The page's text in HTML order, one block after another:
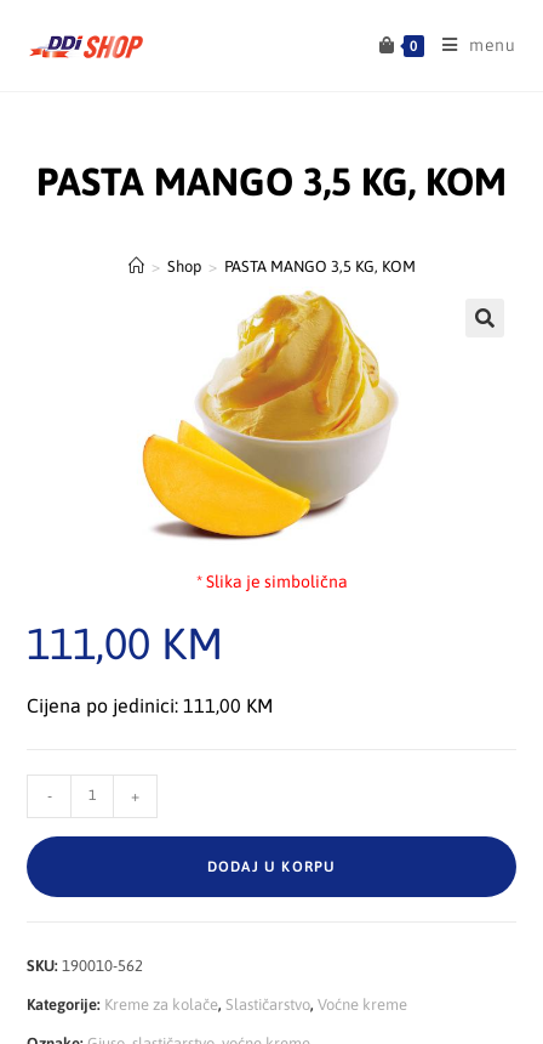
0 menu
PASTA MANGO 3,5 KG, KOM
> Shop > PASTA MANGO 3,5 KG, KOM
* Slika je simbolična
111,00 KM
Cijena po jedinici: 111,00 KM
- +
DODAJ U KORPU
SKU:190010-562
Kategorije: Kreme za kolače,Slastičarstvo,Voćne kreme